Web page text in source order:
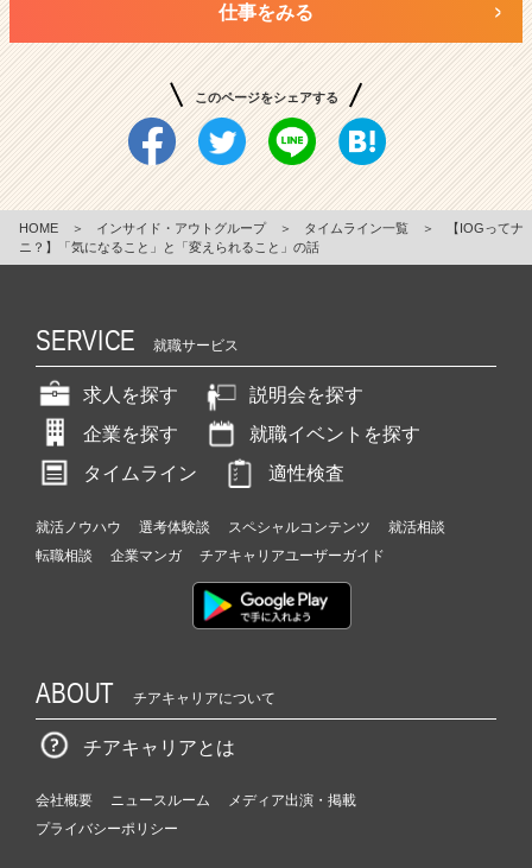
仕事をみる
このページをシェアする
HOME ＞ インサイド・アウトグループ ＞ タイムライン一覧 ＞
【IOGってナ
ニ？】「気になること」と「変えられること」の話
SERVICE 就職サービス
求人を探す
説明会を探す
企業を探す
就職イベントを探す
タイムライン
適性検査
就活ノウハウ 選考体験談 スペシャルコンテンツ
就活相談
転職相談
企業マンガ チアキャリアユーザーガイド
ABOUT チアキャリアについて
チアキャリアとは
会社概要 ニュースルーム
メディア出演・掲載
プライバシーポリシー